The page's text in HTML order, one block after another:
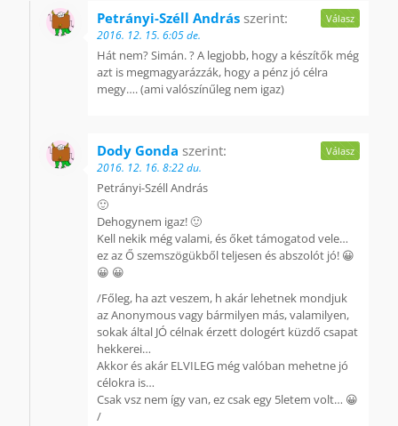
Petrányi-Széll András szerint:
2016. 12. 15. 6:05 de.
Hát nem? Simán. ? A legjobb, hogy a készítők még
azt is megmagyarázzák, hogy a pénz jó célra
megy…. (ami valószínűleg nem igaz)
Válasz
Dody Gonda szerint:
2016. 12. 16. 8:22 du.
Petrányi-Széll András
🙂
Dehogynem igaz! 🙂
Kell nekik még valami, és őket támogatod vele…
ez az Ő szemszögükből teljesen és abszolót jó! 😀
😀 😀
/Főleg, ha azt veszem, h akár lehetnek mondjuk
az Anonymous vagy bármilyen más, valamilyen,
sokak által JÓ célnak érzett dologért küzdő csapat
hekkerei…
Akkor és akár ELVILEG még valóban mehetne jó
célokra is…
Csak vsz nem így van, ez csak egy 5letem volt… 😀
/
Válasz